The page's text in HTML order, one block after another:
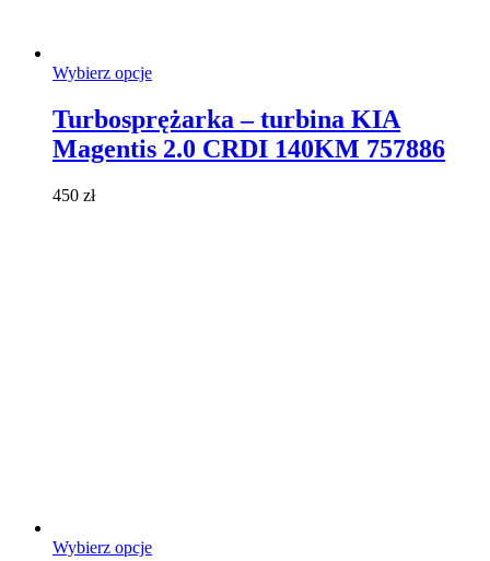
Wybierz opcjeTen
wiele
wariantów.
Turbosprężarka – turbina KIA
Magentis 2.0 CRDI 140KM 757886
450 zł
Wybierz opcjeTen